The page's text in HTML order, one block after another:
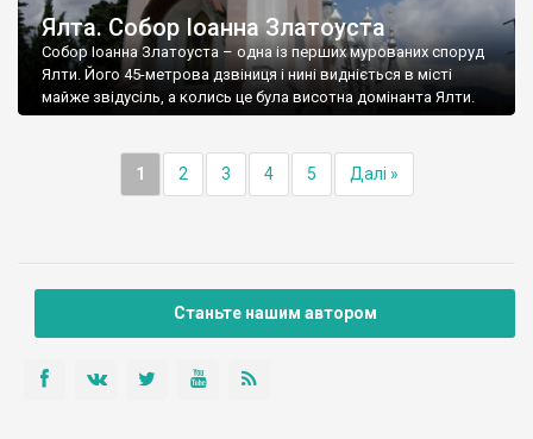
Ялта. Собор Іоанна Златоуста
Собор Іоанна Златоуста – одна із перших мурованих споруд
Ялти. Його 45-метрова дзвіниця і нині видніється в місті
майже звідусіль, а колись це була висотна домінанта Ялти.
1 2 3 4 5 Далі »
Станьте нашим автором